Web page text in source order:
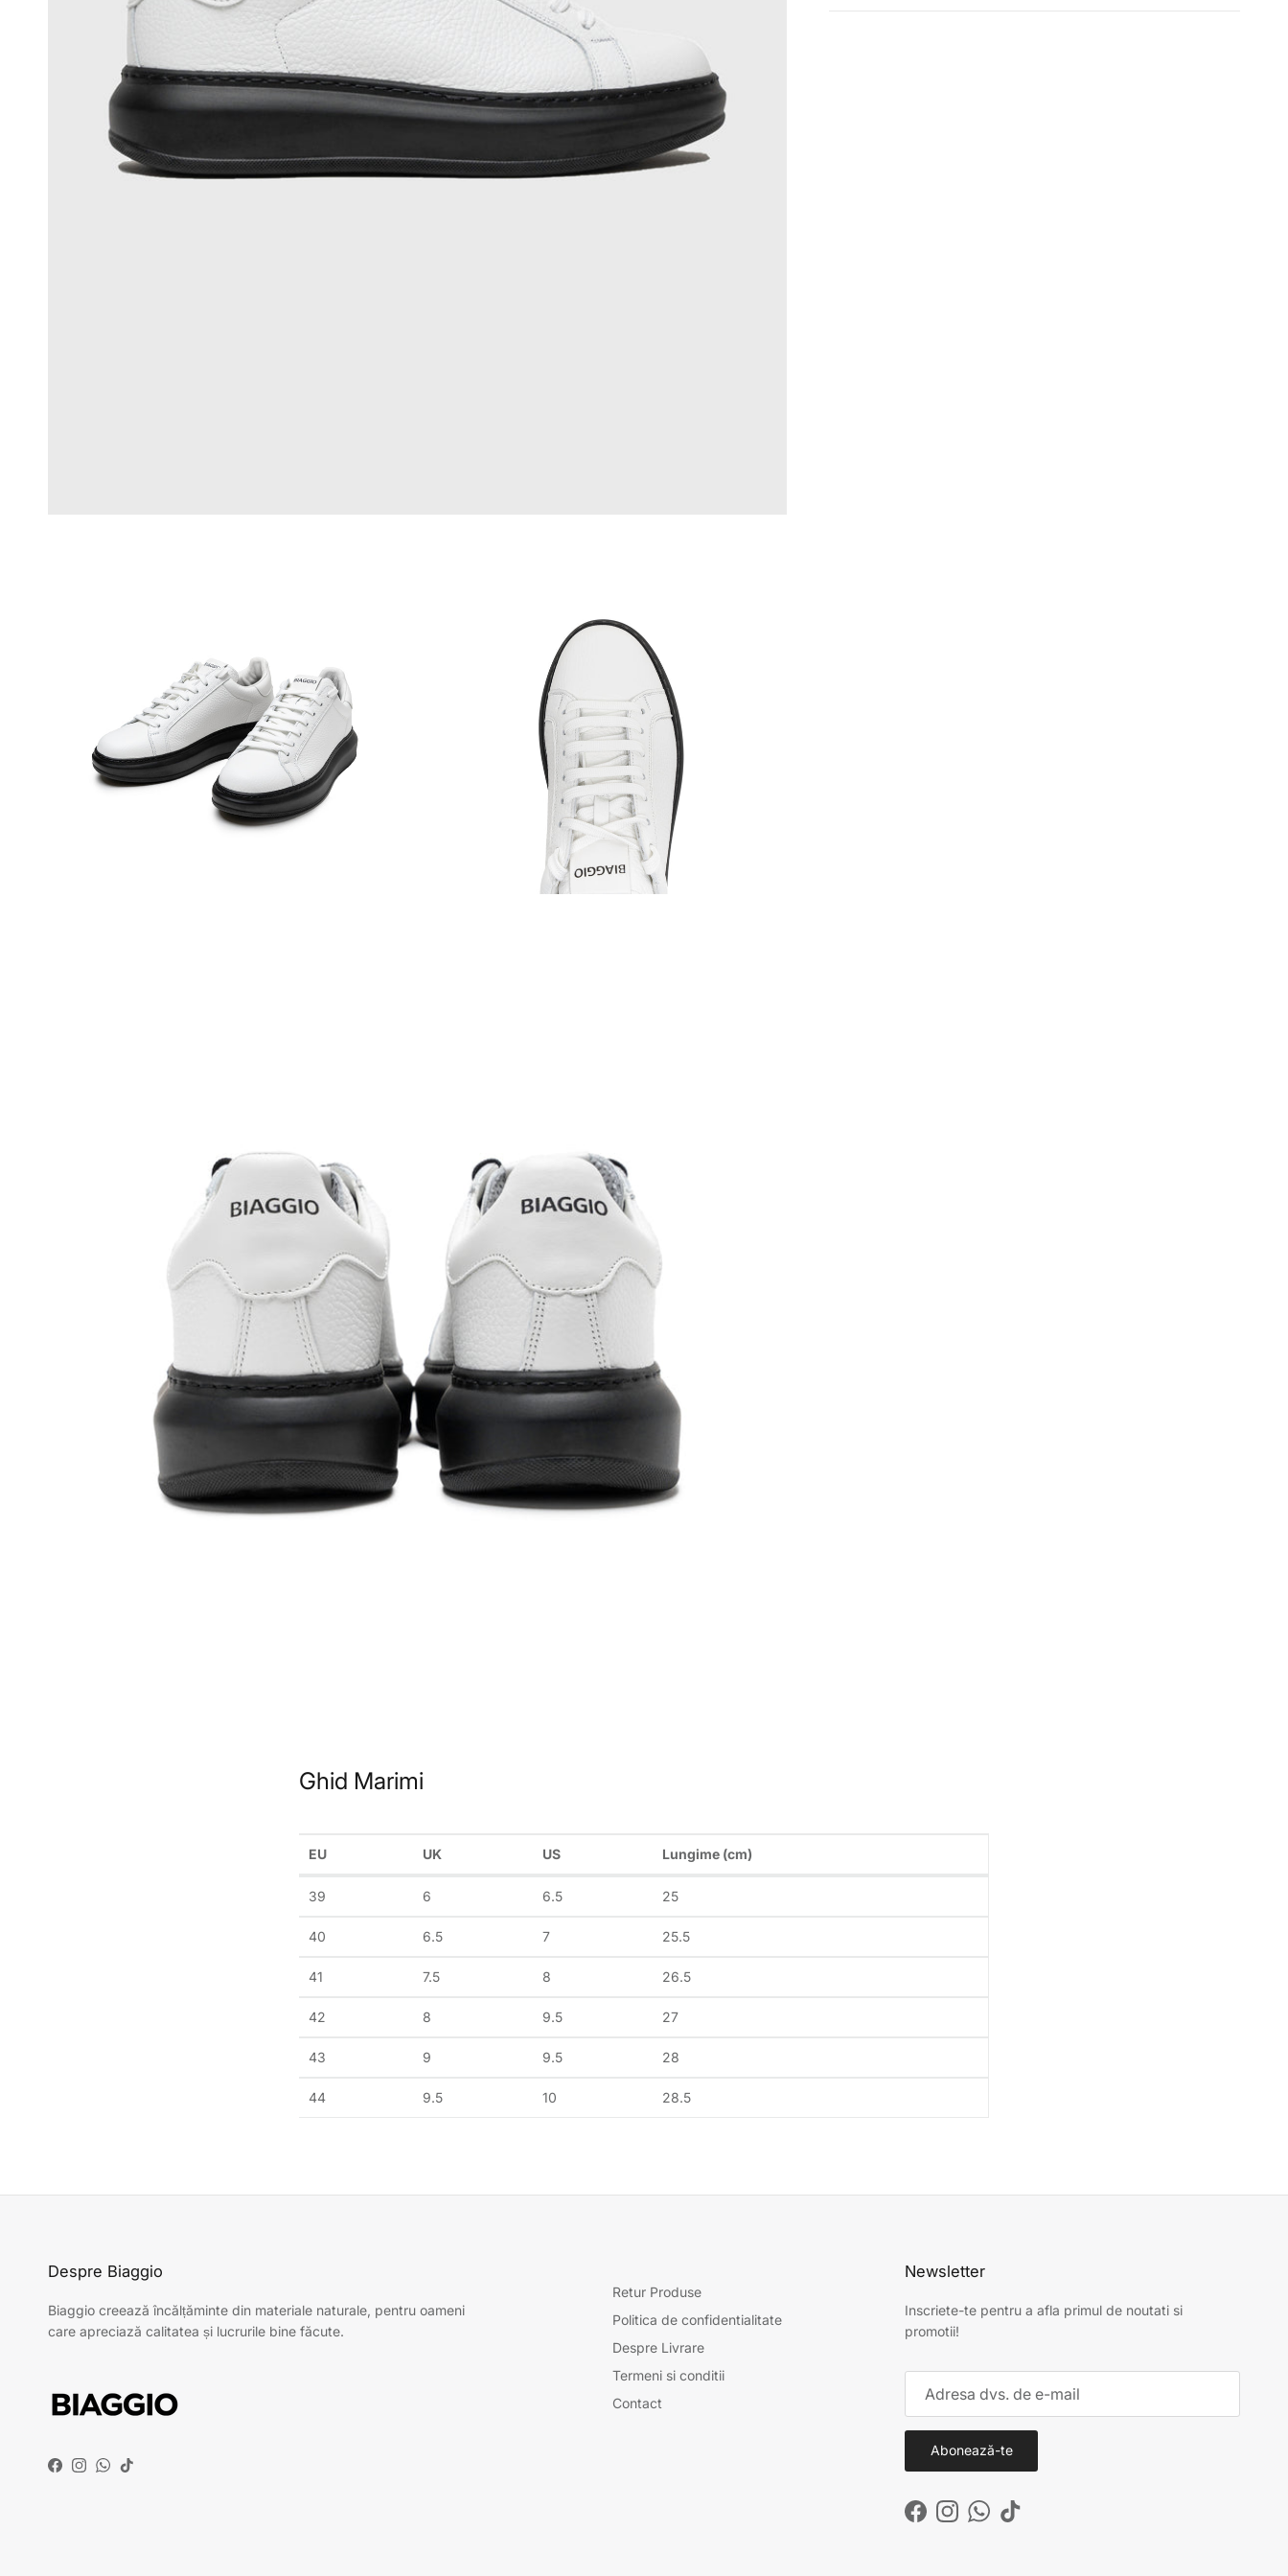
Ghid Marimi
EU UK US Lungime (cm)
39 6 6.5 25
40 6.5 7 25.5
41 7.5 8 26.5
42 8 9.5 27
43 9 9.5 28
44 9.5 10 28.5
Despre Biaggio
Biaggio creează încălțăminte din materiale naturale, pentru oameni
care apreciază calitatea și lucrurile bine făcute.
Facebook
Instagram
WhatsApp
TikTok
Retur Produse
Politica de confidentialitate
Despre Livrare
Termeni si conditii
Contact
Newsletter
Inscriete-te pentru a afla primul de noutati si
promotii!
Abonează-te
FacebookInstagram
WhatsApp
TikTok